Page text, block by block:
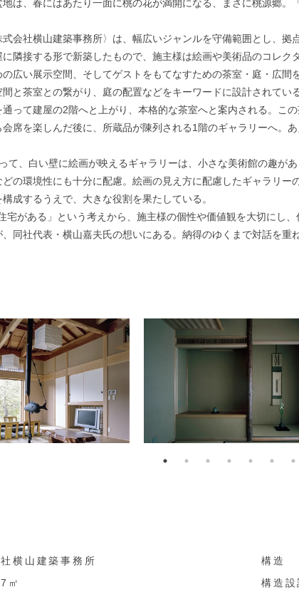
は、春にはあたり一面に桃の花が満開になる、まさに桃源郷
会社横山建築事務所〉は、幅広いジャンルを守備範囲とし、拠
隣接する形で新築したもので、施主様は絵画や美術品のコレ
広い展示空間、そしてゲストをもてなすための茶室・庭・広
と茶室との繋がり、庭の配置などをキーワードに設計されている
って建屋の2階へと上がり、本格的な茶室へと案内される。こ
席を楽しんだ後に、所蔵品が陳列される1階のギャラリーへ。
て、白い壁に絵画が映えるギャラリーは、小さな美術館の趣が
の環境性にも十分に配慮。絵画の見え方に配慮したギャラリ
成するうえで、大きな役割を果たしている。
がある」という考えから、施主様の個性や価値観を大切にし
同社代表・横山嘉夫氏の想いにある。納得のゆくまで対話を重
横山建築事務所
㎡
構造
構造設